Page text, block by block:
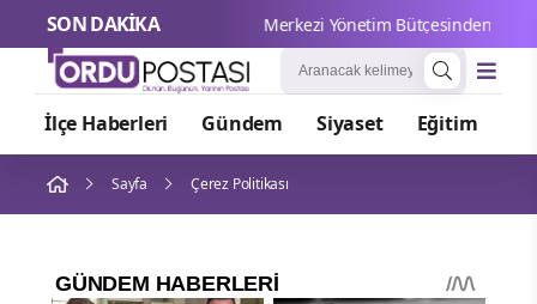
SON DAKİKA Merkezi Yönetim Bütçesinden
İlçe Haberleri Gündem Siyaset Eğitim
Sayfa Çerez Politikası